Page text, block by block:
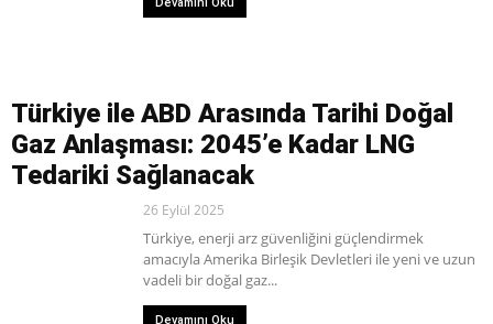
Türkiye ile ABD Arasında Tarihi Doğal
Gaz Anlaşması: 2045’e Kadar LNG
Tedariki Sağlanacak
26 Eylül 2025
Türkiye, enerji arz güvenliğini güçlendirmek
amacıyla Amerika Birleşik Devletleri ile yeni ve uzun
vadeli bir doğal gaz...
Devamını Oku